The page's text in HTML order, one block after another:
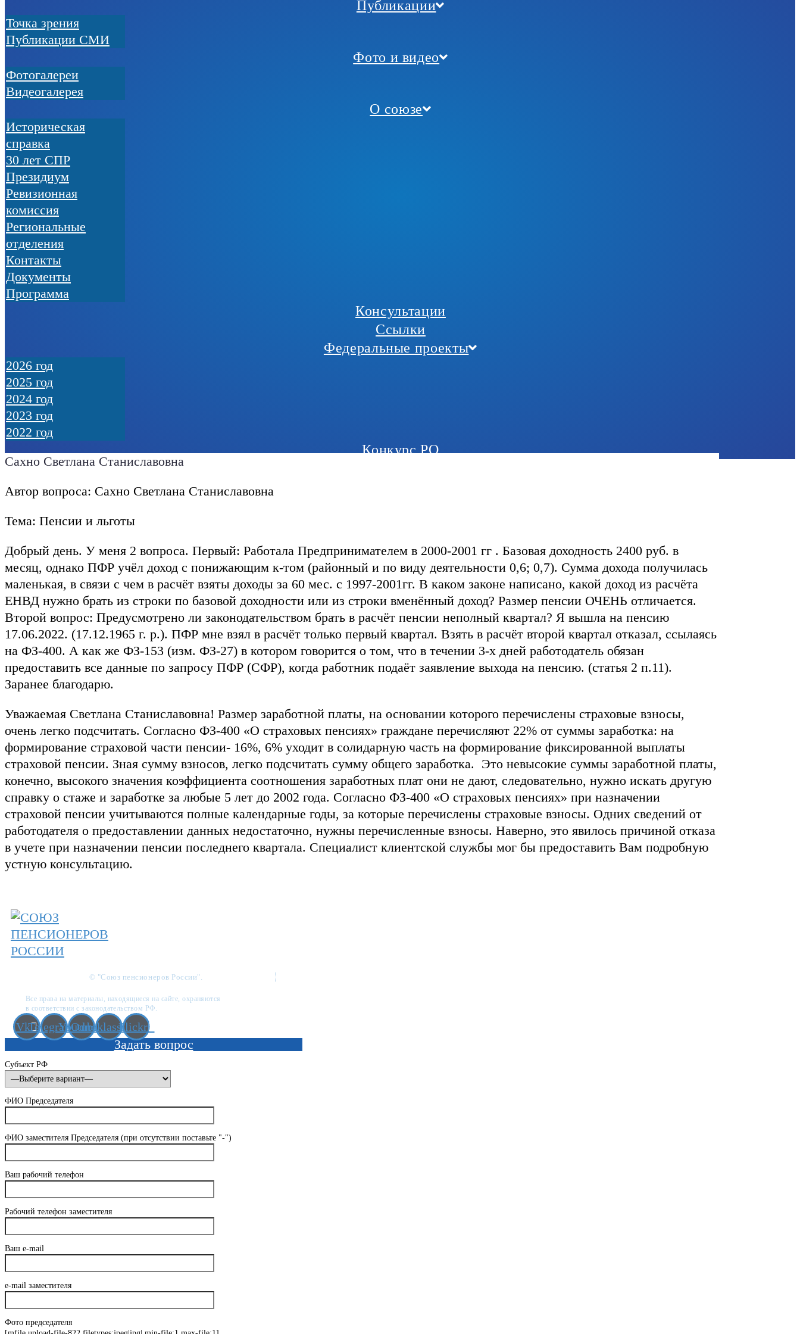
Публикации
Точка зрения
Публикации СМИ
Фото и видео
Фотогалереи
Видеогалерея
О союзе
Историческая
справка
30 лет СПР
Президиум
Ревизионная
комиссия
Региональные
отделения
Контакты
Документы
Программа
Консультации
Ссылки
Федеральные проекты
2026 год
2025 год
2024 год
2023 год
2022 год
Конкурс РО
Сахно Светлана Станиславовна
Автор вопроса: Сахно Светлана Станиславовна
Тема: Пенсии и льготы
Добрый день. У меня 2 вопроса. Первый: Работала Предпринимателем в 2000-2001 гг . Базовая доходность 2400 руб. в
месяц, однако ПФР учёл доход с понижающим к-том (районный и по виду деятельности 0,6; 0,7). Сумма дохода получилась
маленькая, в связи с чем в расчёт взяты доходы за 60 мес. с 1997-2001гг. В каком законе написано, какой доход из расчёта
ЕНВД нужно брать из строки по базовой доходности или из строки вменённый доход? Размер пенсии ОЧЕНЬ отличается.
Второй вопрос: Предусмотрено ли законодательством брать в расчёт пенсии неполный квартал? Я вышла на пенсию
17.06.2022. (17.12.1965 г. р.). ПФР мне взял в расчёт только первый квартал. Взять в расчёт второй квартал отказал, ссылаясь
на ФЗ-400. А как же ФЗ-153 (изм. ФЗ-27) в котором говорится о том, что в течении 3-х дней работодатель обязан
предоставить все данные по запросу ПФР (СФР), когда работник подаёт заявление выхода на пенсию. (статья 2 п.11).
Заранее благодарю.
Уважаемая Светлана Станиславовна! Размер заработной платы, на основании которого перечислены страховые взносы,
очень легко подсчитать. Согласно ФЗ-400 «О страховых пенсиях» граждане перечисляют 22% от суммы заработка: на
формирование страховой части пенсии- 16%, 6% уходит в солидарную часть на формирование фиксированной выплаты
страховой пенсии. Зная сумму взносов, легко подсчитать сумму общего заработка. Это невысокие суммы заработной платы,
конечно, высокого значения коэффициента соотношения заработных плат они не дают, следовательно, нужно искать другую
справку о стаже и заработке за любые 5 лет до 2002 года. Согласно ФЗ-400 «О страховых пенсиях» при назначении
страховой пенсии учитываются полные календарные годы, за которые перечислены страховые взносы. Одних сведений от
работодателя о предоставлении данных недостаточно, нужны перечисленные взносы. Наверно, это явилось причиной отказа
в учете при назначении пенсии последнего квартала. Специалист клиентской службы мог бы предоставить Вам подробную
устную консультацию.
© "Союз пенсионеров России".
Все права на материалы, находящиеся на сайте, охраняются
в соответствии с законодательством РФ.
VkTelegramYoutube
Odnoklassniki
Flickr
Задать вопрос
Субъект РФ
ФИО Председателя
ФИО заместителя Председателя (при отсутствии поставьте "-")
Ваш рабочий телефон
Рабочий телефон заместителя
Ваш e-mail
e-mail заместителя
Фото председателя